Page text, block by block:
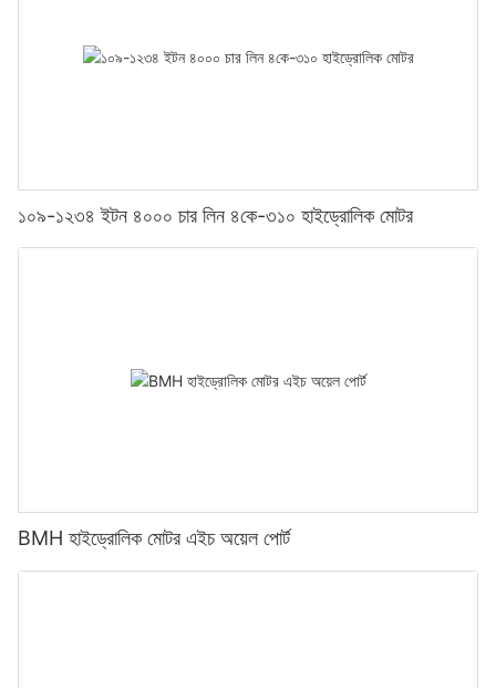
১০৯-১২৩৪ ইটন ৪০০০ চার লিন ৪কে-৩১০ হাইড্রোলিক মোটর
BMH হাইড্রোলিক মোটর এইচ অয়েল পোর্ট